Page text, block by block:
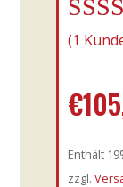
rtung
(1
€
Enthält
zzgl.